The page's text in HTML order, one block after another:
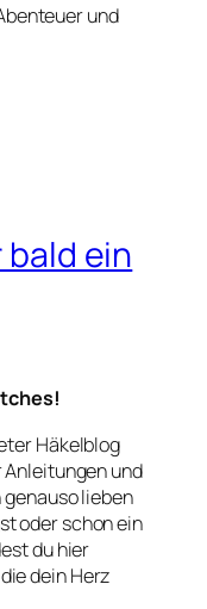
und
ein
Häkelblog
und
lieben
oder schon ein
du hier
dein Herz